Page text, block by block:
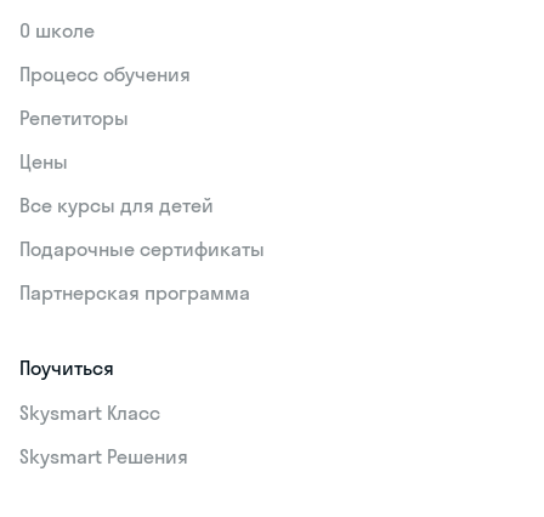
О школе
Процесс обучения
Репетиторы
Цены
Все курсы для детей
Подарочные сертификаты
Партнерская программа
Поучиться
Skysmart Класс
Skysmart Решения